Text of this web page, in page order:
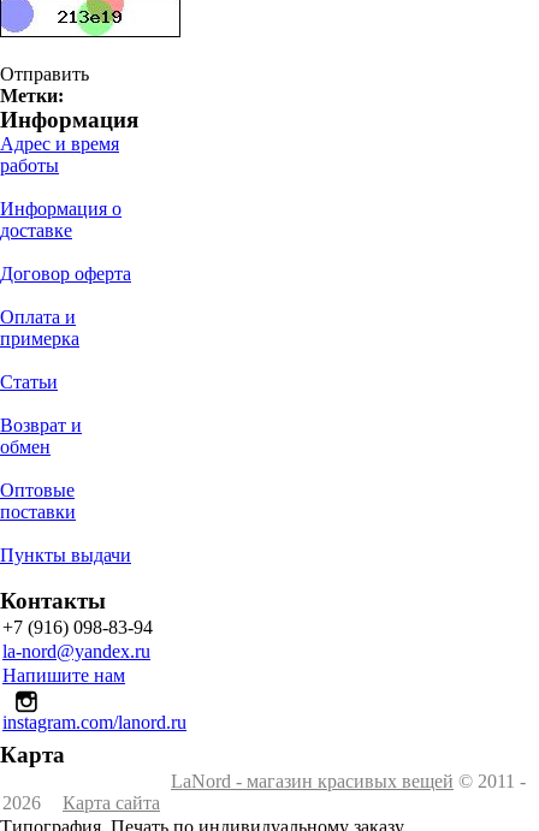
Отправить
Метки:
Информация
Адрес и время
работы
Информация о
доставке
Договор оферта
Оплата и
примерка
Статьи
Возврат и
обмен
Оптовые
поставки
Пункты выдачи
Контакты
+7 (916) 098-83-94
la-nord@yandex.ru
Напишите нам
instagram.com/lanord.ru
Карта
LaNord - магазин красивых вещей © 2011 -
2026
Карта сайта
Типография. Печать по индивидуальному заказу.